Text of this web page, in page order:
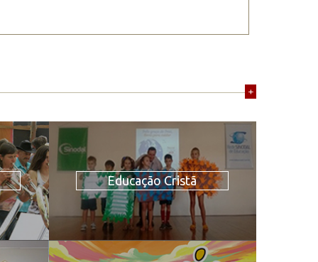
+
Educação Cristã